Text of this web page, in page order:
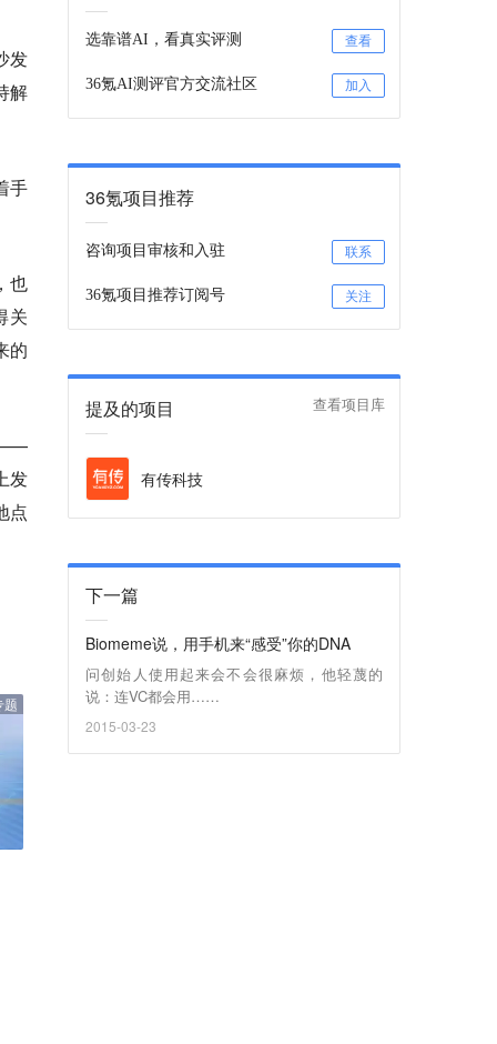
发
解
手
也
关
的
——
发
点
题
选靠谱AI，看真实评测 查看
36氪AI测评官方交流社区 加入
36氪项目推荐
咨询项目审核和入驻 联系
36氪项目推荐订阅号 关注
提及的项目 查看项目库
有传科技
下一篇
Biomeme说，用手机来“感受”你的DNA
问创始人使用起来会不会很麻烦，他轻蔑的
说：连VC都会用……
2015-03-23